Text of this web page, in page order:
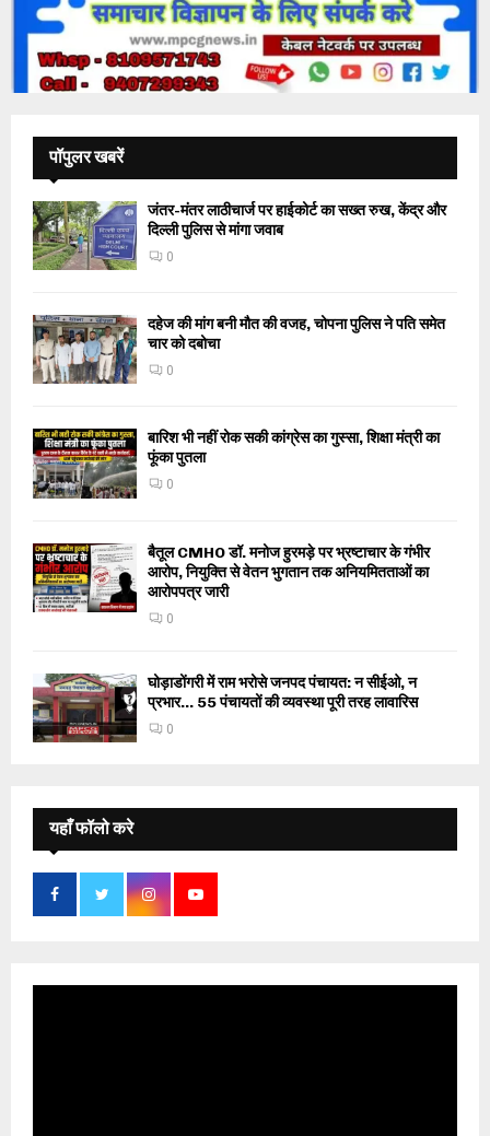
पॉपुलर खबरें
जंतर-मंतर लाठीचार्ज पर हाईकोर्ट का सख्त रुख, केंद्र और
दिल्ली पुलिस से मांगा जवाब
0
दहेज की मांग बनी मौत की वजह, चोपना पुलिस ने पति समेत
चार को दबोचा
0
बारिश भी नहीं रोक सकी कांग्रेस का गुस्सा, शिक्षा मंत्री का
फूंका पुतला
0
बैतूल CMHO डॉ. मनोज हुरमड़े पर भ्रष्टाचार के गंभीर
आरोप, नियुक्ति से वेतन भुगतान तक अनियमितताओं का
आरोपपत्र जारी
0
घोड़ाडोंगरी में राम भरोसे जनपद पंचायत: न सीईओ, न
प्रभार… 55 पंचायतों की व्यवस्था पूरी तरह लावारिस
0
यहाँ फॉलो करे